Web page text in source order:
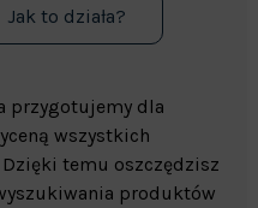
Jak to działa?
przygotujemy dla
wszystkich
temu oszczędzisz
produktów